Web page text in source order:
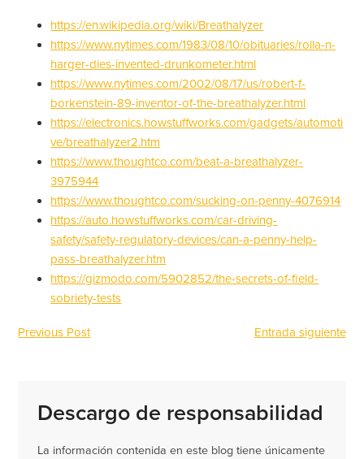
https://en.wikipedia.org/wiki/Breathalyzer
https://www.nytimes.com/1983/08/10/obituaries/rolla-n-
harger-dies-invented-drunkometer.html
https://www.nytimes.com/2002/08/17/us/robert-f-
borkenstein-89-inventor-of-the-breathalyzer.html
https://electronics.howstuffworks.com/gadgets/automoti
ve/breathalyzer2.htm
https://www.thoughtco.com/beat-a-breathalyzer-
3975944
https://www.thoughtco.com/sucking-on-penny-4076914
https://auto.howstuffworks.com/car-driving-
safety/safety-regulatory-devices/can-a-penny-help-
pass-breathalyzer.htm
https://gizmodo.com/5902852/the-secrets-of-field-
sobriety-tests
Previous Post Entrada siguiente
Descargo de responsabilidad
La información contenida en este blog tiene únicamente